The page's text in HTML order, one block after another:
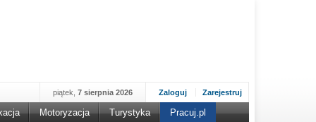
Zaloguj Zarejestruj
piątek, 7 sierpnia 2026
Motoryzacja Turystyka Pracuj.pl